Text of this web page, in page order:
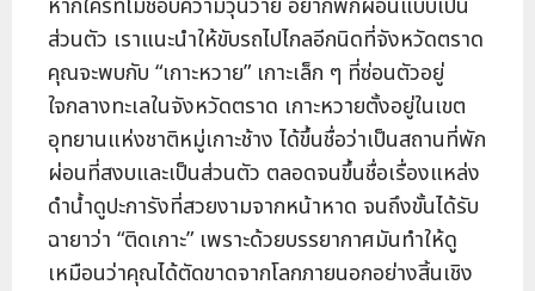
ส่วนตัว เราแนะนำให้ขับรถไปไกลอีกนิดที่จังหวัดตราด
คุณจะพบกับ “เกาะหวาย” เกาะเล็ก ๆ ที่ซ่อนตัวอยู่
ใจกลางทะเลในจังหวัดตราด เกาะหวายตั้งอยู่ในเขต
อุทยานแห่งชาติหมู่เกาะช้าง ได้ขึ้นชื่อว่าเป็นสถานที่พัก
ผ่อนที่สงบและเป็นส่วนตัว ตลอดจนขึ้นชื่อเรื่องแหล่ง
ดำน้ำดูปะการังที่สวยงามจากหน้าหาด จนถึงขั้นได้รับ
ฉายาว่า “ติดเกาะ” เพราะด้วยบรรยากาศมันทำให้ดู
เหมือนว่าคุณได้ตัดขาดจากโลกภายนอกอย่างสิ้นเชิง